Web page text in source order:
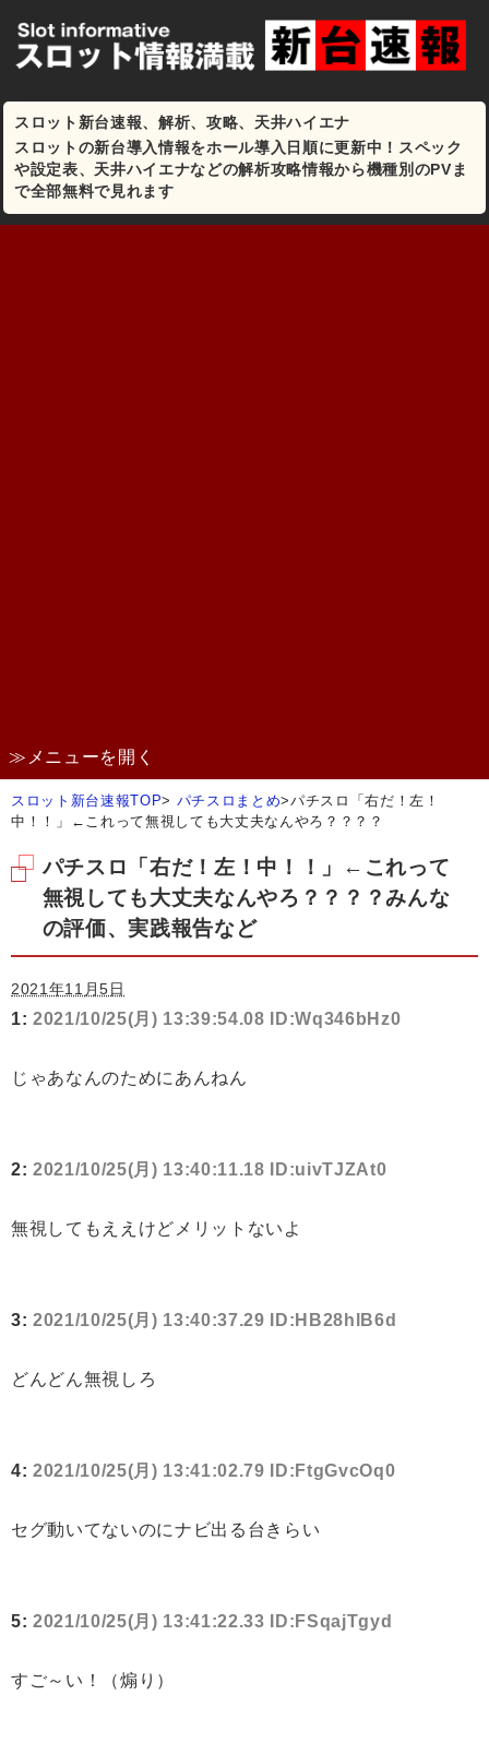
スロット新台速報、解析、攻略、天井ハイエナ
スロットの新台導入情報をホール導入日順に更新中！スペック
や設定表、天井ハイエナなどの解析攻略情報から機種別のPVま
で全部無料で見れます
≫メニューを開く
スロット新台速報TOP> パチスロまとめ>パチスロ「右だ！左！
中！！」←これって無視しても大丈夫なんやろ？？？？
パチスロ「右だ！左！中！！」←これって
無視しても大丈夫なんやろ？？？？みんな
の評価、実践報告など
2021年11月5日
1: 2021/10/25(月) 13:39:54.08 ID:Wq346bHz0
じゃあなんのためにあんねん
2: 2021/10/25(月) 13:40:11.18 ID:uivTJZAt0
無視してもええけどメリットないよ
3: 2021/10/25(月) 13:40:37.29 ID:HB28hlB6d
どんどん無視しろ
4: 2021/10/25(月) 13:41:02.79 ID:FtgGvcOq0
セグ動いてないのにナビ出る台きらい
5: 2021/10/25(月) 13:41:22.33 ID:FSqajTgyd
すご～い！（煽り）